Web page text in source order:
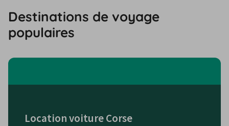
Destinations de voyage
populaires
Location voiture Corse